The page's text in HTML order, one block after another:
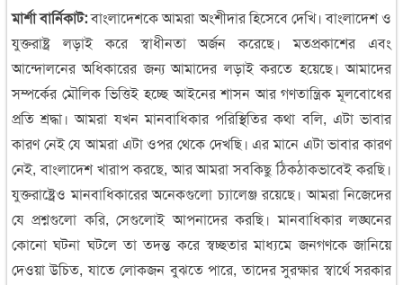
মার্শা বার্নিকাট:বাংলাদেশকে আমরা অংশীদার হিসেবে দেখি। বাংলাদেশ ও
যুক্তরাষ্ট্র লড়াই করে স্বাধীনতা অর্জন করেছে। মতপ্রকাশের এবং
আন্দোলনের অধিকারের জন্য আমাদের লড়াই করতে হয়েছে। আমাদের
সম্পর্কের মৌলিক ভিত্তিই হচ্ছে আইনের শাসন আর গণতান্ত্রিক মূলবোধের
প্রতি শ্রদ্ধা। আমরা যখন মানবাধিকার পরিস্থিতির কথা বলি, এটা ভাবার
কারণ নেই যে আমরা এটা ওপর থেকে দেখছি। এর মানে এটা ভাবার কারণ
নেই, বাংলাদেশ খারাপ করছে, আর আমরা সবকিছু ঠিকঠাকভাবেই করছি।
যুক্তরাষ্ট্রেও মানবাধিকারের অনেকগুলো চ্যালেঞ্জ রয়েছে। আমরা নিজেদের
যে প্রশ্নগুলো করি, সেগুলোই আপনাদের করছি। মানবাধিকার লঙ্ঘনের
কোনো ঘটনা ঘটলে তা তদন্ত করে স্বচ্ছতার মাধ্যমে জনগণকে জানিয়ে
দেওয়া উচিত, যাতে লোকজন বুঝতে পারে, তাদের সুরক্ষার স্বার্থে সরকার